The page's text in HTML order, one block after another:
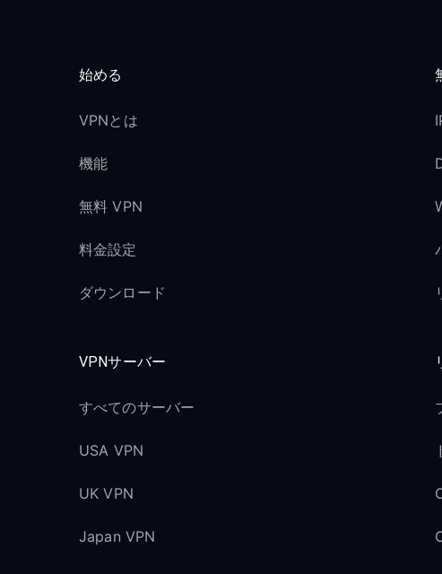
始める
VPNとは
機能
無料 VPN
料金設定
ダウンロード
VPNサーバー
すべてのサーバー
USA VPN
UK VPN
Japan VPN